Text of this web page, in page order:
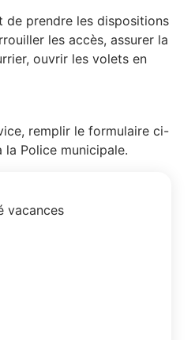
de prendre les dispositions
les accès, assurer la
ouvrir les volets en
remplir le formulaire ci-
la Police municipale.
vacances